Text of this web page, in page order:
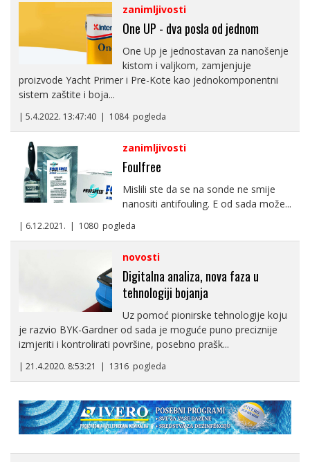
zanimljivosti
One UP - dva posla od jednom
One Up je jednostavan za nanošenje
kistom i valjkom, zamjenjuje
proizvode Yacht Primer i Pre-Kote kao jednokomponentni
sistem zaštite i boja...
| 5.4.2022. 13:47:40 | 1084 pogleda
zanimljivosti
Foulfree
Mislili ste da se na sonde ne smije
nanositi antifouling. E od sada može...
| 6.12.2021. | 1080 pogleda
novosti
Digitalna analiza, nova faza u
tehnologiji bojanja
Uz pomoć pionirske tehnologije koju
je razvio BYK-Gardner od sada je moguće puno preciznije
izmjeriti i kontrolirati površine, posebno prašk...
| 21.4.2020. 8:53:21 | 1316 pogleda